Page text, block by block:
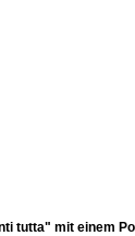
tutta" mit einem